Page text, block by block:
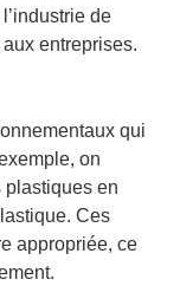
de
aux entreprises.
qui
on
plastiques en
Ces
appropriée, ce